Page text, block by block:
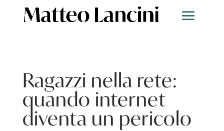
Ragazzi nella rete:
quando internet
diventa un pericolo